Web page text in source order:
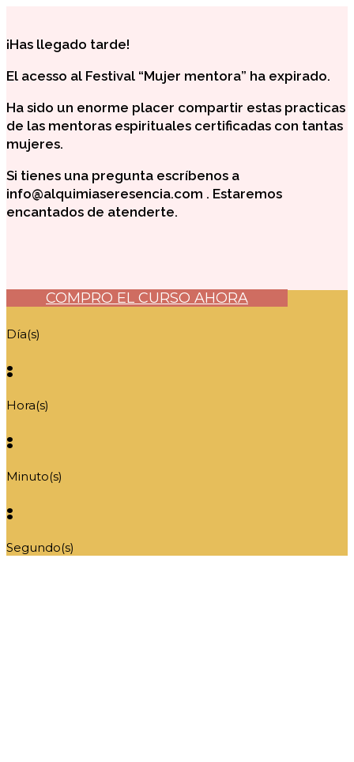
¡Has llegado tarde!
El acesso al Festival “Mujer mentora” ha expirado.
Ha sido un enorme placer compartir estas practicas
de las mentoras espirituales certificadas con tantas
mujeres.
Si tienes una pregunta escríbenos a
info@alquimiaseresencia.com . Estaremos
encantados de atenderte.
COMPRO EL CURSO AHORA
Día(s)
:
Hora(s)
:
Minuto(s)
:
Segundo(s)